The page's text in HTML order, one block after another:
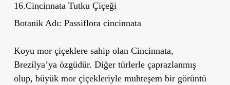
16.Cincinnata Tutku Çiçeği
Botanik Adı: Passiflora cincinnata
Koyu mor çiçeklere sahip olan Cincinnata,
Brezilya’ya özgüdür. Diğer türlerle çaprazlanmış
olup, büyük mor çiçekleriyle muhteşem bir görüntü